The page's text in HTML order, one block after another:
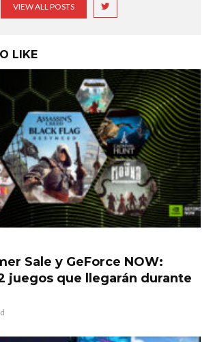
VIEW ALL POSTS
LIKE
Sale y GeForce NOW:
juegos que llegarán durante